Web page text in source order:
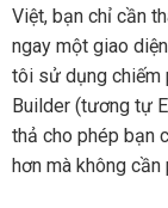
Việt, bạn chỉ cần
ngay một giao
tôi sử dụng chiếm
Builder (tương tự
thả cho phép bạn
hơn mà không